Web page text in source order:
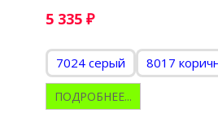
5 335₽
7024 серый 8017
ПОДРОБНЕЕ...